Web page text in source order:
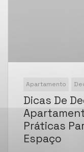
Apartamento
Dicas De
Práticas
Espaço